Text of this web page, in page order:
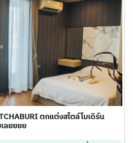
ตกแต่งสไตล์โมเดิร์น
ลยยยย